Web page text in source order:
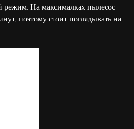
режим. На максималках пылесос
поэтому стоит поглядывать на